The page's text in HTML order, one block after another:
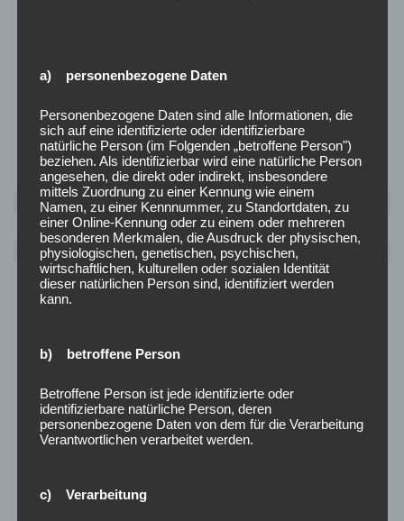
Thomas Kleehammer
Ausschuss Mitglied
a) personenbezogene Daten
Personenbezogene Daten sind alle Informationen, die
sich auf eine identifizierte oder identifizierbare
natürliche Person (im Folgenden „betroffene Person")
beziehen. Als identifizierbar wird eine natürliche Person
angesehen, die direkt oder indirekt, insbesondere
mittels Zuordnung zu einer Kennung wie einem
Namen, zu einer Kennnummer, zu Standortdaten, zu
einer Online-Kennung oder zu einem oder mehreren
besonderen Merkmalen, die Ausdruck der physischen,
physiologischen, genetischen, psychischen,
wirtschaftlichen, kulturellen oder sozialen Identität
dieser natürlichen Person sind, identifiziert werden
kann.
b) betroffene Person
Betroffene Person ist jede identifizierte oder
identifizierbare natürliche Person, deren
personenbezogene Daten von dem für die Verarbeitung
Verantwortlichen verarbeitet werden.
c) Verarbeitung